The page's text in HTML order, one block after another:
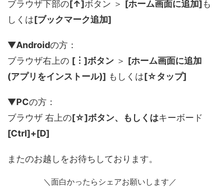
ブラウザ下部の[↑]ボタン ＞ [ホーム画面に追加]も
しくは[ブックマーク追加]
▼Androidの方：
ブラウザ右上の [︙]ボタン ＞ [ホーム画面に追加
(アプリをインストール)] もしくは[☆タップ]
▼PCの方：
ブラウザ 右上の[☆]ボタン、もしくはキーボード
[Ctrl]+[D]
またのお越しをお待ちしております。
＼面白かったらシェアお願いします／